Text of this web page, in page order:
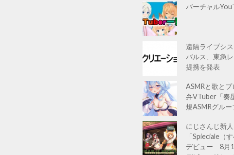
バーチャル
遠隔ライブシ
バルス、東急
提携を発表
ASMRと歌と
弁VTuber「奏
規ASMRグル
にじさんじ新
「Spieciale（
デビュー 8月